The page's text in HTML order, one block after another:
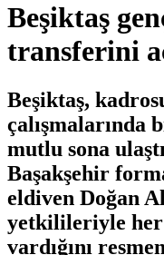
Beşiktaş
transferini
Beşiktaş,
çalışmalarında
mutlu sona
Başakşehir
eldiven Doğan
yetkilileriyle her
vardığını